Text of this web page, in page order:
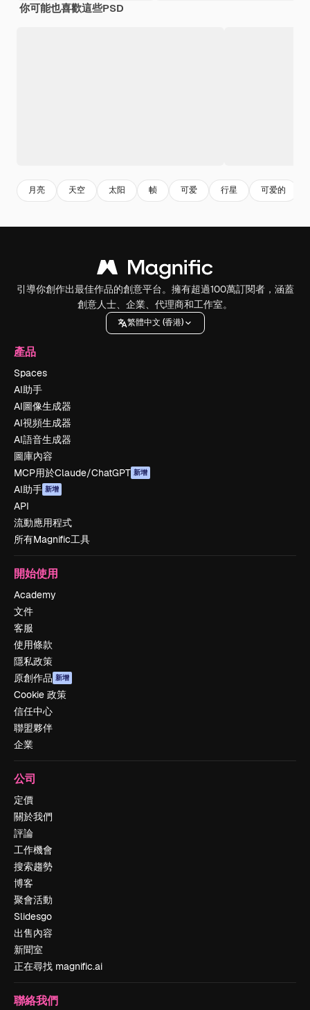
你可能也喜歡這些PSD
月亮 天空 太阳 帧 可爱 行星 可爱的
引導你創作出最佳作品的創意平台。擁有超過100萬訂閱者，涵蓋
創意人士、企業、代理商和工作室。
繁體中文 (香港)
產品
Spaces
AI助手
AI圖像生成器
AI視頻生成器
AI語音生成器
圖庫內容
MCP用於Claude/ChatGPT 新增
AI助手 新增
API
流動應用程式
所有Magnific工具
開始使用
Academy
文件
客服
使用條款
隱私政策
原創作品 新增
Cookie 政策
信任中心
聯盟夥伴
企業
公司
定價
關於我們
評論
工作機會
搜索趨勢
博客
聚會活動
Slidesgo
出售內容
新聞室
正在尋找 magnific.ai
聯絡我們